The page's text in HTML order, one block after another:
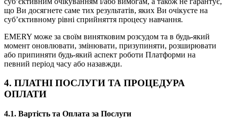
що Ви досягнете саме тих результатів, яких Ви очікуєте на
суб’єктивному рівні сприйняття процесу навчання.
EMERY може за своїм винятковим розсудом та в будь-який
момент оновлювати, змінювати, призупиняти, розширювати
або припиняти будь-який аспект роботи Платформи на
певний період часу або назавжди.
4. ПЛАТНІ ПОСЛУГИ ТА ПРОЦЕДУРА
ОПЛАТИ
4.1. Вартість та Оплата за Послуги